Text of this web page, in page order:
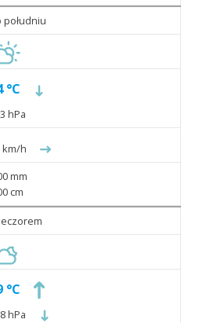
południu
°C
hPa
km/h
mm
cm
°C
hPa